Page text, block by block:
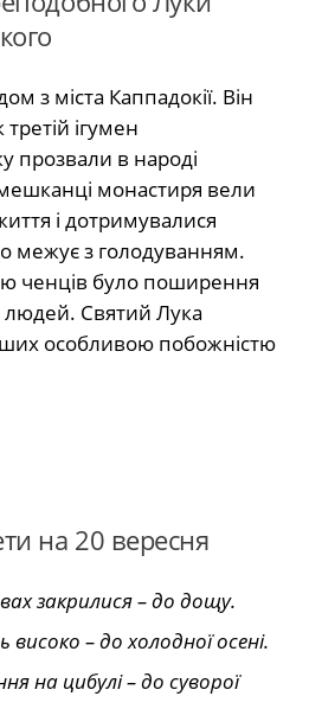
з міста Каппадокії. Він
ігумен
прозвали в народі
мешканці монастиря вели
і дотримувалися
межує з голодуванням.
ченців було поширення
людей. Святий Лука
особливою побожністю
на 20 вересня
закрилися – до дощу.
– до холодної осені.
на цибулі – до суворої